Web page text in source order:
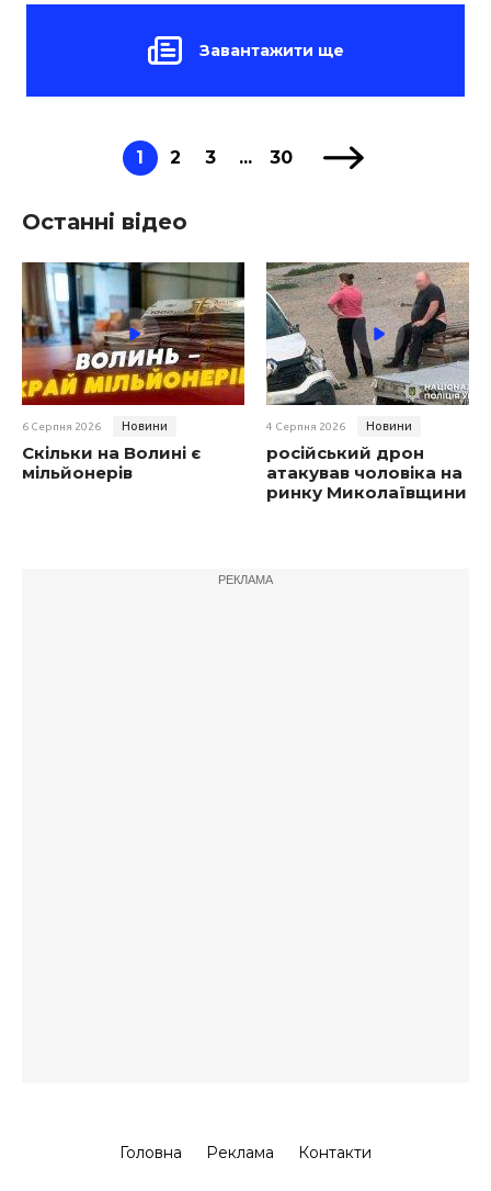
Завантажити ще
1 2 3 ... 30
Останні відео
6 Серпня 2026 Новини
Скільки на Волині є
мільйонерів
4 Серпня 2026 Новини
російський дрон
атакував чоловіка на
ринку Миколаївщини
РЕКЛАМА
Головна Реклама Контакти